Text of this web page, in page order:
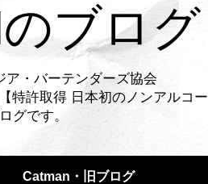
ブログ
ア・バーテンダーズ協会
特許取得 日本初のノンアルコー
グです。
Catman・旧ブログ